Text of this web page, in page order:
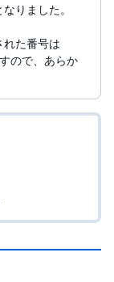
りました。
た番号は
ので、あらか